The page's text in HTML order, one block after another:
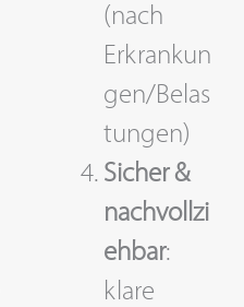
(nach
Erkrankun
gen/Belas
tungen)
Sicher &
nachvollzi
ehbar:
klare